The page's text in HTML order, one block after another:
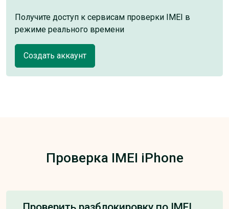
Получите доступ к сервисам проверки IMEI в
режиме реального времени
Создать аккаунт
Проверка IMEI iPhone